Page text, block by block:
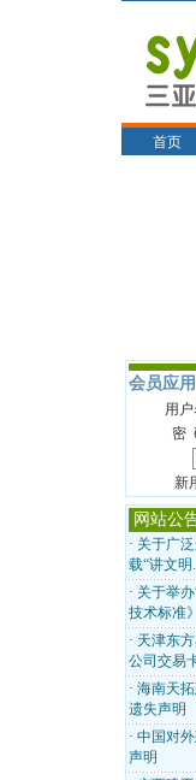
首页
会员应
用户
密
新
网站公
· 关于广
载“讲文明
· 关于举
技术标准
· 天津东
公司交易
· 海南天
遗失声明
· 中国对
声明